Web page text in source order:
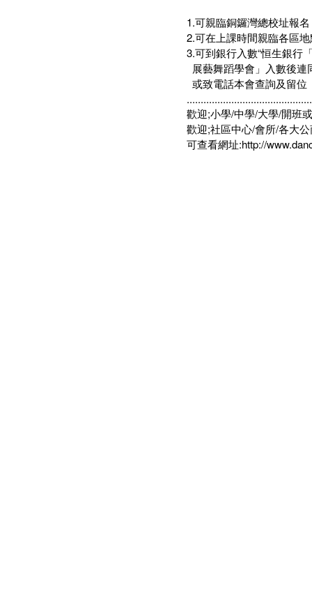
1.可親臨銅鑼灣總校址報名
2.可在上課時間親臨各區
3.可到銀行入數“恒生銀行
展藝舞蹈學會」入數後
或致電話本會查詢及留位
歡迎;小學/中學/大學/開班
歡迎;社區中心/會所/各大
可查看網址:http://